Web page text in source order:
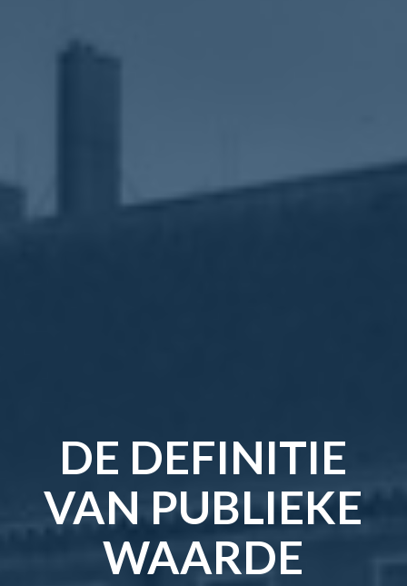
DE DEFINITIE
VAN PUBLIEKE
WAARDE